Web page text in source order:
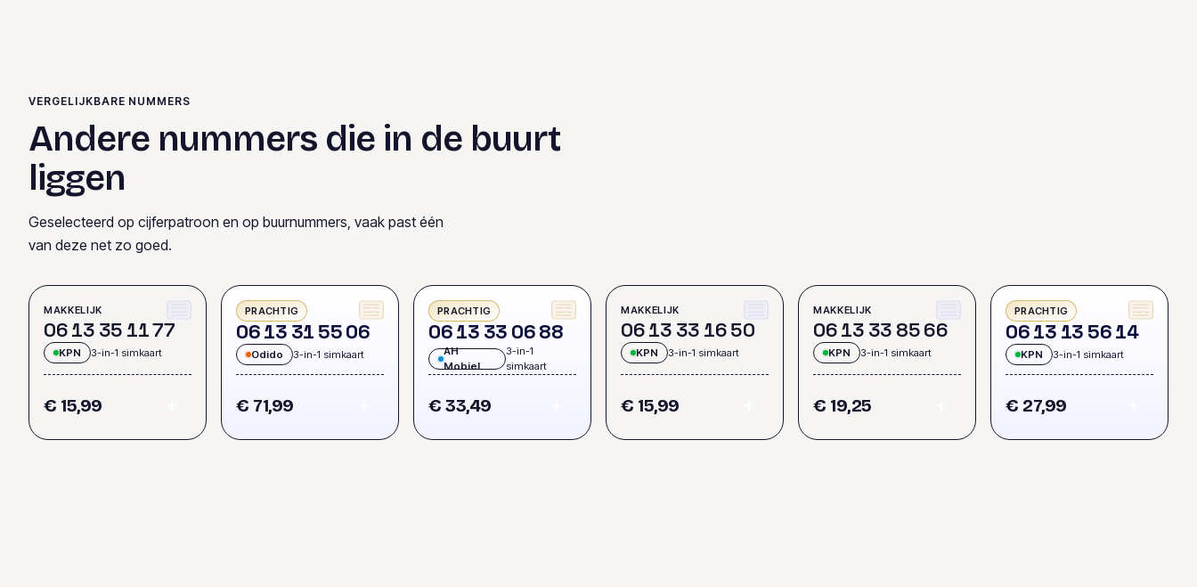
VERGELIJKBARE NUMMERS
Andere nummers die in de buurt
liggen
Geselecteerd op cijferpatroon en op buurnummers, vaak past één
van deze net zo goed.
MAKKELIJK
0613 35 1177
KPN 3-in-1 simkaart
€ 15,99
PRACHTIG
0613 31 5506
Odido 3-in-1 simkaart
€ 71,99
PRACHTIG
0613 33 0688
AH
Mobiel
3-in-1
simkaart
€ 33,49
MAKKELIJK
0613 33 1650
KPN 3-in-1 simkaart
€ 15,99
MAKKELIJK
0613 33 8566
KPN 3-in-1 simkaart
€ 19,25
PRACHTIG
0613 13 5614
KPN 3-in-1 simkaart
€ 27,99